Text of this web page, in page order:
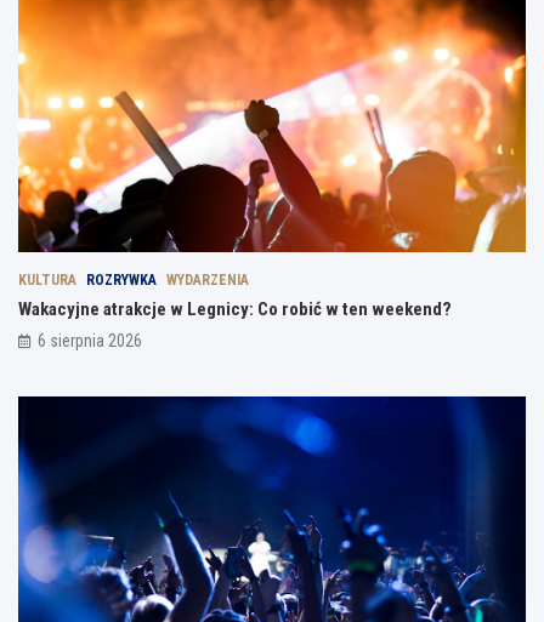
KULTURA ROZRYWKA WYDARZENIA
Wakacyjne atrakcje w Legnicy: Co robić w ten weekend?
6 sierpnia 2026